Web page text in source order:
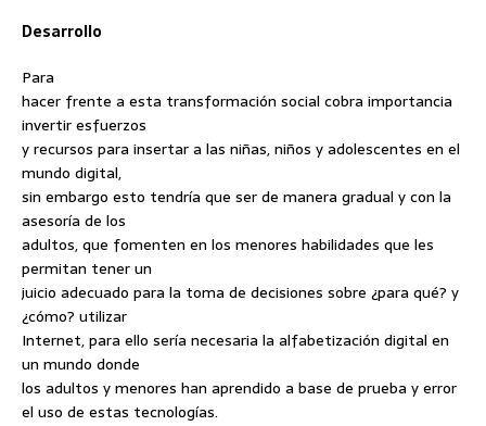
Desarrollo
Para
hacer frente a esta transformación social cobra importancia
invertir esfuerzos
y recursos para insertar a las niñas, niños y adolescentes en el
mundo digital,
sin embargo esto tendría que ser de manera gradual y con la
asesoría de los
adultos, que fomenten en los menores habilidades que les
permitan tener un
juicio adecuado para la toma de decisiones sobre ¿para qué? y
¿cómo? utilizar
Internet, para ello sería necesaria la alfabetización digital en
un mundo donde
los adultos y menores han aprendido a base de prueba y error
el uso de estas tecnologías.